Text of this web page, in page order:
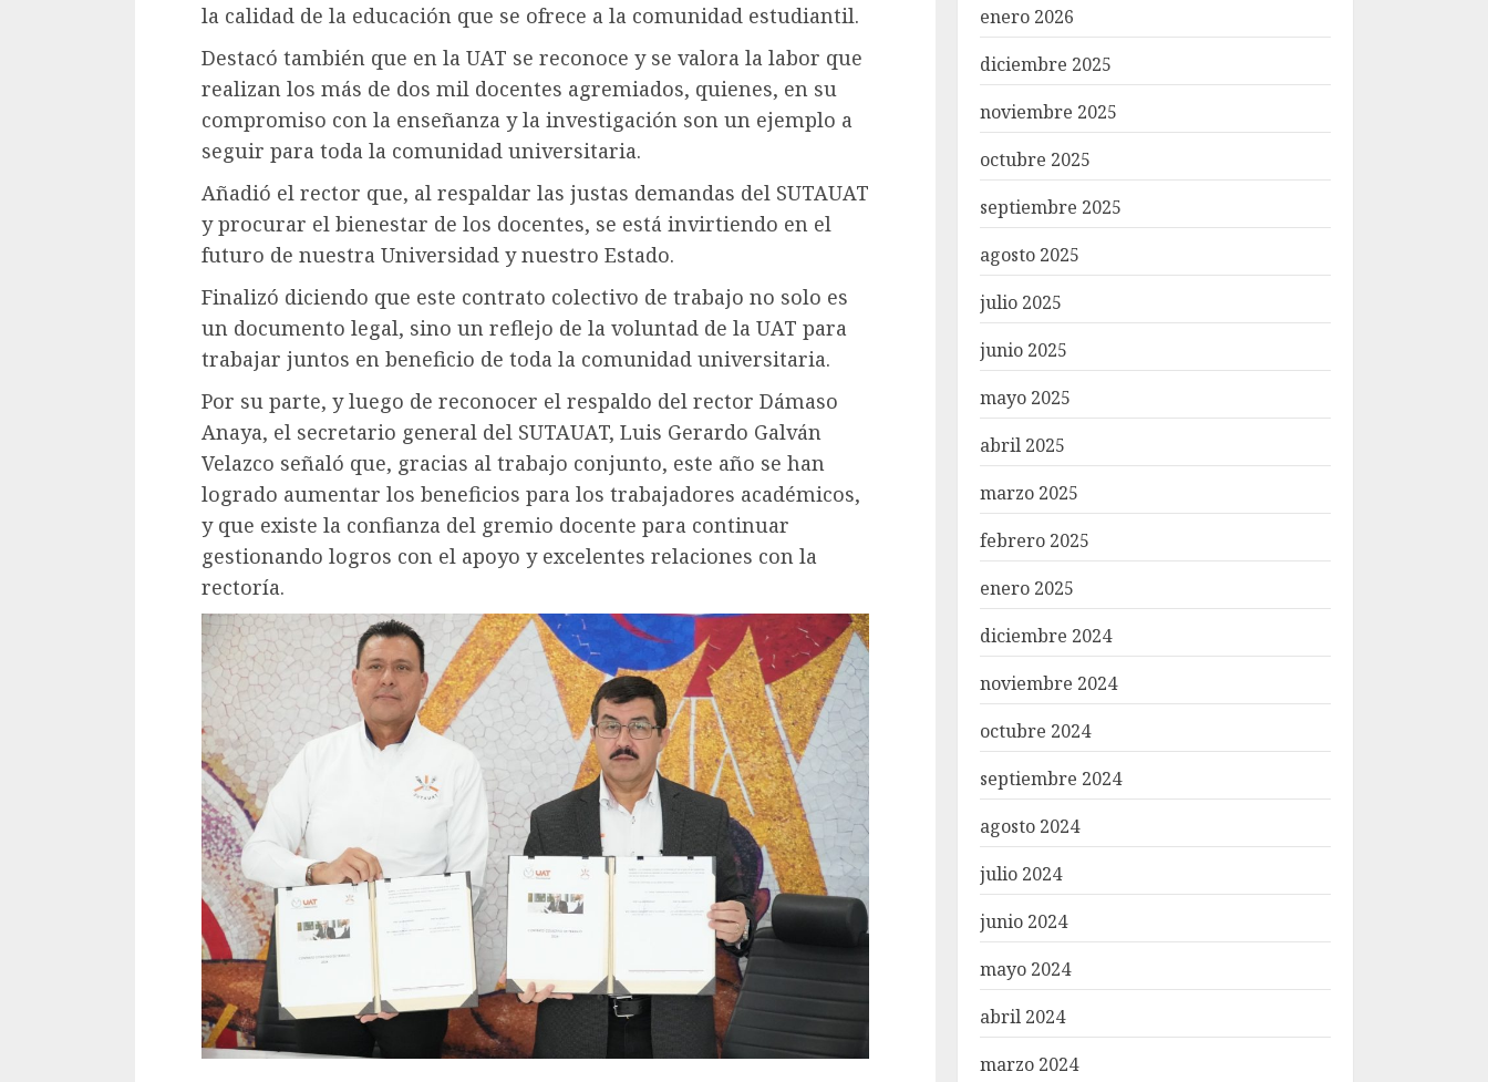
la calidad de la educación que se ofrece a la comunidad estudiantil.
Destacó también que en la UAT se reconoce y se valora la labor que
realizan los más de dos mil docentes agremiados, quienes, en su
compromiso con la enseñanza y la investigación son un ejemplo a
seguir para toda la comunidad universitaria.
Añadió el rector que, al respaldar las justas demandas del SUTAUAT
y procurar el bienestar de los docentes, se está invirtiendo en el
futuro de nuestra Universidad y nuestro Estado.
Finalizó diciendo que este contrato colectivo de trabajo no solo es
un documento legal, sino un reflejo de la voluntad de la UAT para
trabajar juntos en beneficio de toda la comunidad universitaria.
Por su parte, y luego de reconocer el respaldo del rector Dámaso
Anaya, el secretario general del SUTAUAT, Luis Gerardo Galván
Velazco señaló que, gracias al trabajo conjunto, este año se han
logrado aumentar los beneficios para los trabajadores académicos,
y que existe la confianza del gremio docente para continuar
gestionando logros con el apoyo y excelentes relaciones con la
rectoría.
enero 2026
diciembre 2025
noviembre 2025
octubre 2025
septiembre 2025
agosto 2025
julio 2025
junio 2025
mayo 2025
abril 2025
marzo 2025
febrero 2025
enero 2025
diciembre 2024
noviembre 2024
octubre 2024
septiembre 2024
agosto 2024
julio 2024
junio 2024
mayo 2024
abril 2024
marzo 2024